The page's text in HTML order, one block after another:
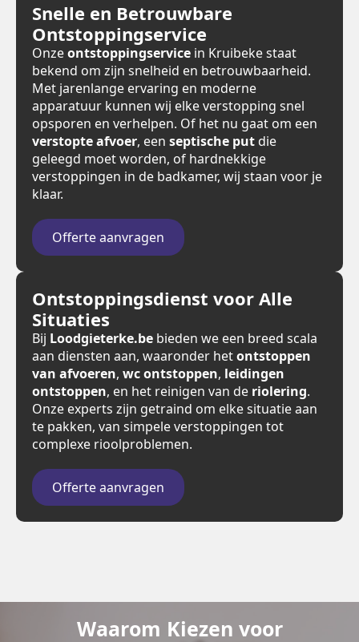
Snelle en Betrouwbare
Ontstoppingservice
Onzeontstoppingservice in Kruibeke staat
bekend om zijn snelheid en betrouwbaarheid.
Met jarenlange ervaring en moderne
apparatuur kunnen wij elke verstopping snel
opsporen en verhelpen. Of het nu gaat om een
verstopte afvoer, een septische put die
geleegd moet worden, of hardnekkige
verstoppingen in de badkamer, wij staan voor je
klaar.
Offerte aanvragen
Ontstoppingsdienst voor Alle
Situaties
Bij Loodgieterke.be bieden we een breed scala
aan diensten aan, waaronder hetontstoppen
van afvoeren, wc ontstoppen, leidingen
ontstoppen, en het reinigen van de riolering.
Onze experts zijn getraind om elke situatie aan
te pakken, van simpele verstoppingen tot
complexe rioolproblemen.
Offerte aanvragen
Waarom Kiezen voor